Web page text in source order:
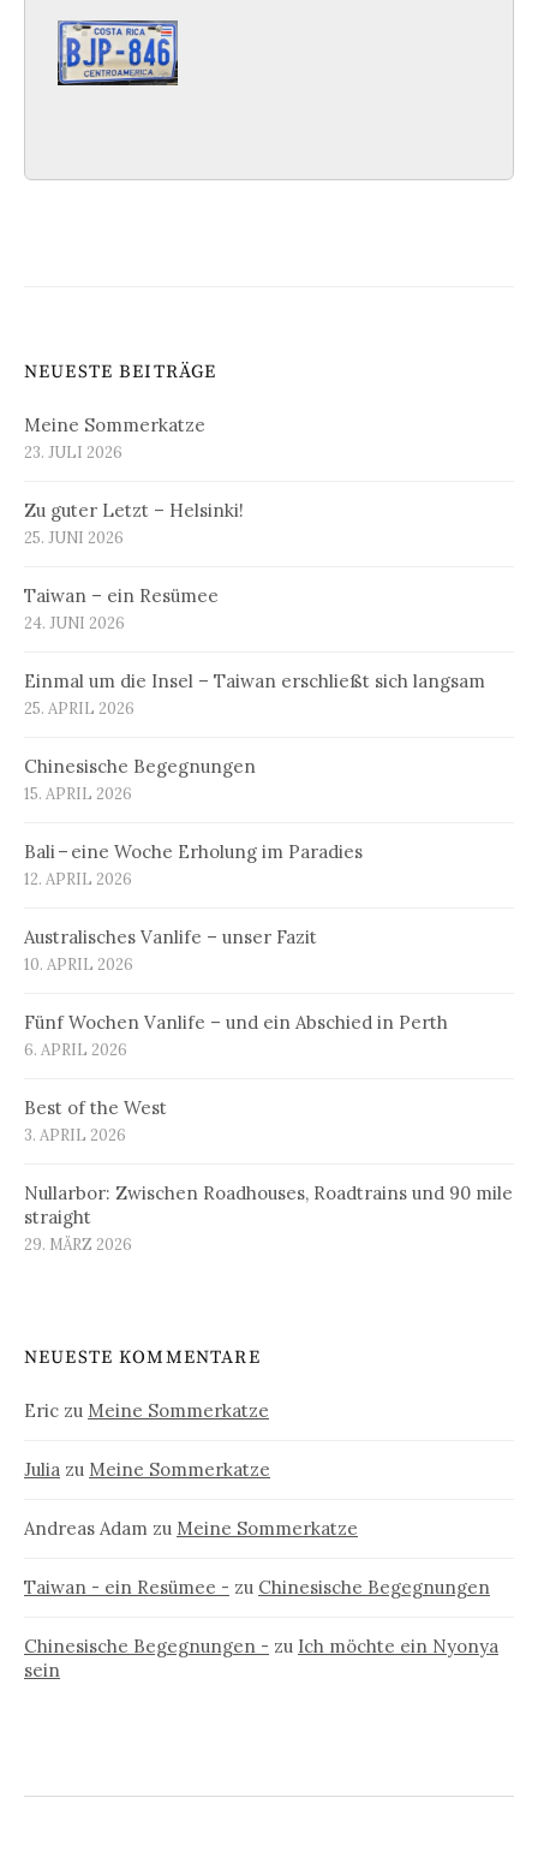
NEUESTE BEITRÄGE
Meine Sommerkatze
23. JULI 2026
Zu guter Letzt – Helsinki!
25. JUNI 2026
Taiwan – ein Resümee
24. JUNI 2026
Einmal um die Insel – Taiwan erschließt sich langsam
25. APRIL 2026
Chinesische Begegnungen
15. APRIL 2026
Bali – eine Woche Erholung im Paradies
12. APRIL 2026
Australisches Vanlife – unser Fazit
10. APRIL 2026
Fünf Wochen Vanlife – und ein Abschied in Perth
6. APRIL 2026
Best of the West
3. APRIL 2026
Nullarbor: Zwischen Roadhouses, Roadtrains und 90 mile
straight
29. MÄRZ 2026
NEUESTE KOMMENTARE
Eric zu Meine Sommerkatze
Julia zu Meine Sommerkatze
Andreas Adam zu Meine Sommerkatze
Taiwan - ein Resümee - zu Chinesische Begegnungen
Chinesische Begegnungen - zu Ich möchte ein Nyonya
sein